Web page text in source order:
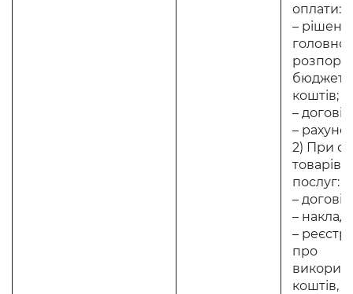
оплати:
–
коштів;
– договір;
–
2) При
товарів,
послуг:
– договір;
–
– реєстр
про
коштів,